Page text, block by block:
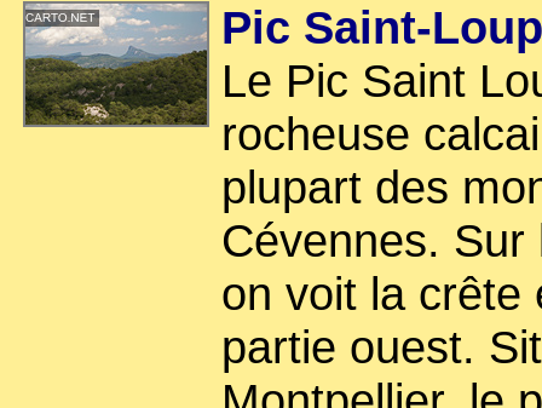
Pic Saint-Loup
Le Pic Saint
rocheuse
plupart des
Cévennes.
on voit la crête
partie ouest.